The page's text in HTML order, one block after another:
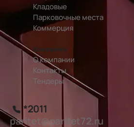
Кладовые
Парковочные места
Коммерция
Компания
О компании
Контакты
Тендеры
*2011
paritet@paritet72.ru